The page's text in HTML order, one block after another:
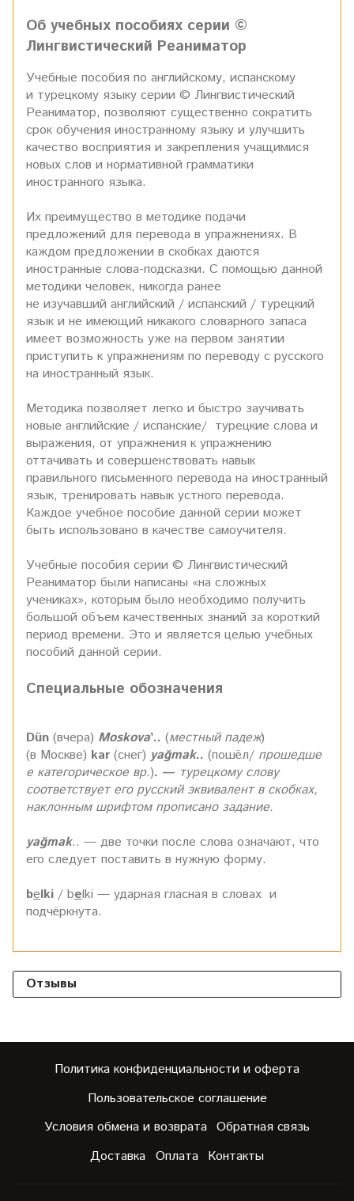
Об учебных пособиях серии ©
Лингвистический Реаниматор
Учебные пособия по английскому, испанскому
и турецкому языку серии © Лингвистический
Реаниматор, позволяют существенно сократить
срок обучения иностранному языку и улучшить
качество восприятия и закрепления учащимися
новых слов и нормативной грамматики
иностранного языка.
Их преимущество в методике подачи
предложений для перевода в упражнениях. В
каждом предложении в скобках даются
иностранные слова-подсказки. С помощью данной
методики человек, никогда ранее
не изучавший английский / испанский / турецкий
язык и не имеющий никакого словарного запаса
имеет возможность уже на первом занятии
приступить к упражнениям по переводу с русского
на иностранный язык.
Методика позволяет легко и быстро заучивать
новые английские / испанские/ турецкие слова и
выражения, от упражнения к упражнению
оттачивать и совершенствовать навык
правильного письменного перевода на иностранный
язык, тренировать навык устного перевода.
Каждое учебное пособие данной серии может
быть использовано в качестве самоучителя.
Учебные пособия серии © Лингвистический
Реаниматор были написаны «на сложных
учениках», которым было необходимо получить
большой объем качественных знаний за короткий
период времени. Это и является целью учебных
пособий данной серии.
Специальные обозначения
Dün (вчера) Moskova’.. (местный падеж)
(в Москве) kar (снег) yağmak.. (пошёл/ прошедше
е категорическое вр.). — турецкому слову
соответствует его русский эквивалент в скобках,
наклонным шрифтом прописано задание.
yağmak.. — две точки после слова означают, что
его следует поставить в нужную форму.
belki / belki — ударная гласная в словах и
подчёркнута.
Отзывы
Политика конфиденциальности и оферта
Пользовательское соглашение
Условия обмена и возврата Обратная связь
Доставка Оплата Контакты